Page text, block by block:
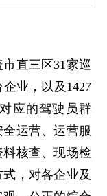
直三区31家巡
业，以及1427
应的驾驶员群
运营、运营服
核查、现场检
，对各企业及